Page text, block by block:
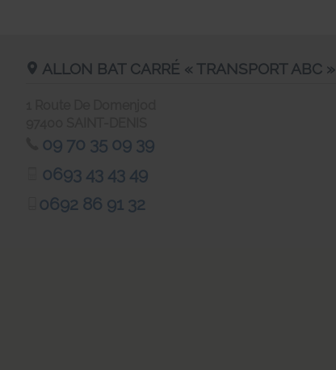
ALLON BAT CARRÉ « TRANSPORT ABC »
09 70 35 09 39
0693 43 43 49
0692 86 91 32